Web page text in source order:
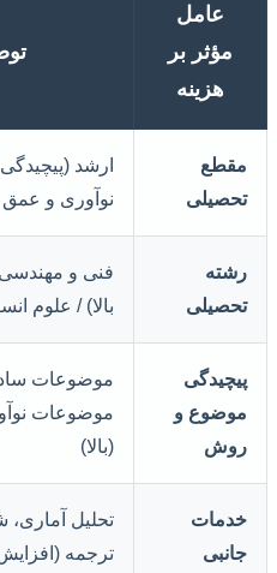
عامل
مؤثر بر
هزینه
مقطع
تحصیلی
ارشد
نوآوری و عمق
رشته
تحصیلی
فنی و مهندسی
بالا) / علوم
پیچیدگی
موضوع و
روش
موضوعات
موضوعات
(بالا)
خدمات
جانبی
تحلیل آماری،
ترجمه